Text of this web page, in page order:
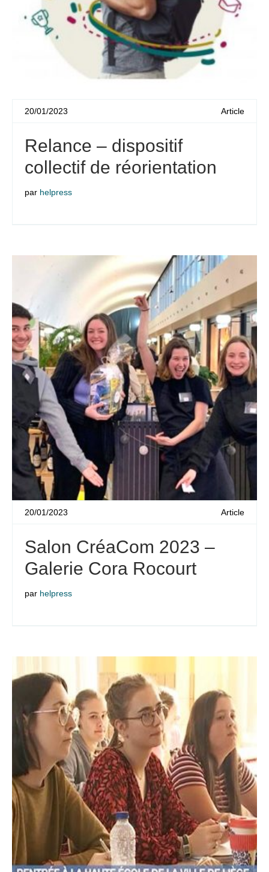
20/01/2023 Article
Relance – dispositif
collectif de réorientation
par helpress
20/01/2023 Article
Salon CréaCom 2023 –
Galerie Cora Rocourt
par helpress